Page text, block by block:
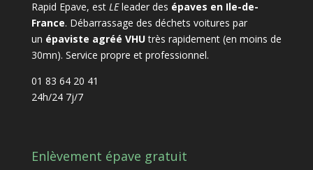
Rapid Epave, est LEleader des épaves en Ile-de-
France. Débarrassage des déchets voitures par
un épaviste agréé VHUtrès rapidement (en moins de
30mn). Service propre et professionnel.
01 83 64 20 41
24h/24 7j/7
Enlèvement épave gratuit